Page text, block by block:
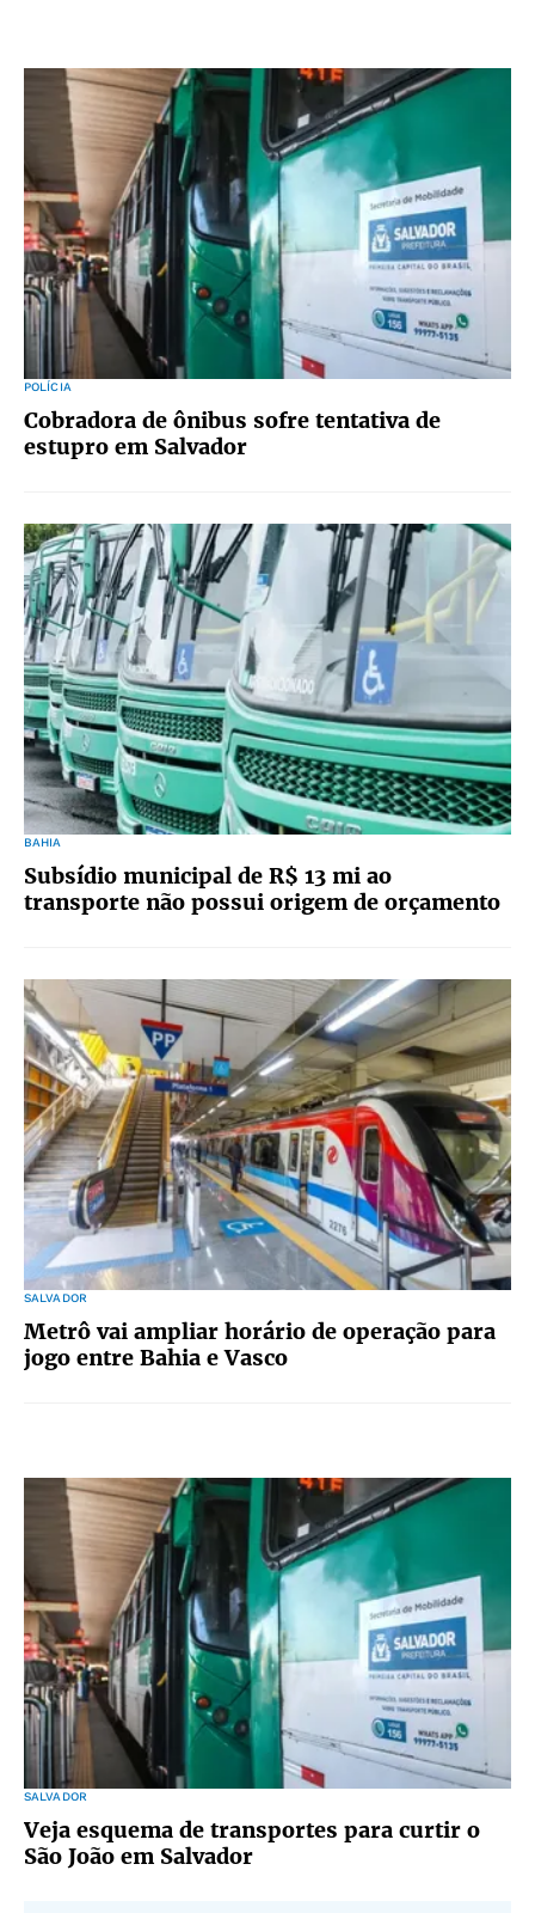
POLÍCIA
Cobradora de ônibus sofre tentativa de
estupro em Salvador
BAHIA
Subsídio municipal de R$ 13 mi ao
transporte não possui origem de orçamento
SALVADOR
Metrô vai ampliar horário de operação para
jogo entre Bahia e Vasco
SALVADOR
Veja esquema de transportes para curtir o
São João em Salvador